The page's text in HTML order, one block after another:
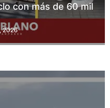
con más de 60 mil
2026